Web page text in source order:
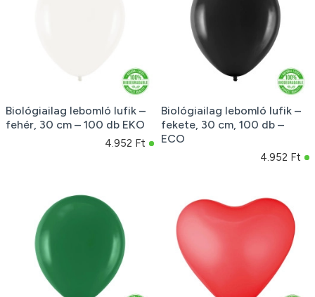
Biológiailag lebomló lufik –
fehér, 30 cm – 100 db EKO
4.952 Ft
Biológiailag lebomló lufik –
fekete, 30 cm, 100 db –
ECO
4.952 Ft